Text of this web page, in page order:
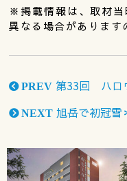
※掲載情報は、取材当
異なる場合があります
PREV 第33回 ハロ
NEXT 旭岳で初冠雪